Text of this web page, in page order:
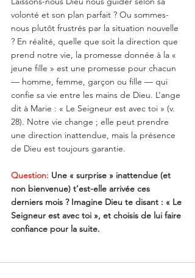
volonté et son plan parfait ? Ou sommes-
nous plutôt frustrés par la situation nouvelle
? En réalité, quelle que soit la direction que
prend notre vie, la promesse donnée à la «
jeune fille » est une promesse pour chacun
— homme, femme, garçon ou fille — qui
confie sa vie entre les mains de Dieu. L’ange
dit à Marie : « Le Seigneur est avec toi » (v.
28). Notre vie change ; elle peut prendre
une direction inattendue, mais la présence
de Dieu est toujours garantie.
Question: Une « surprise » inattendue (et
non bienvenue) t’est-elle arrivée ces
derniers mois ? Imagine Dieu te disant : « Le
Seigneur est avec toi », et choisis de lui faire
confiance pour la suite.